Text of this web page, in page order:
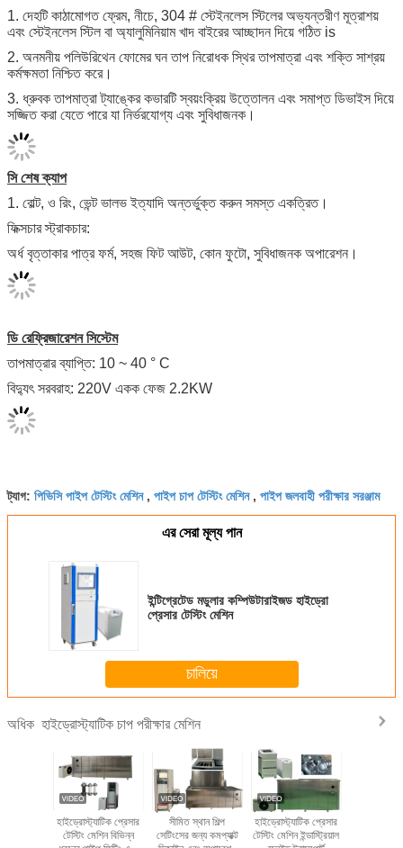
ইন্টিগ্রেটেড মডুলার সমাবেশ
প্রতিটি মডিউল 5 বা 6 স্টেশন, প্রতিটি স্বতন্ত্র স্টেশন একে অপরের সাথে
হস্তক্ষেপ করে না, 0.2 এমপিএ-পূর্ণ লোডের পরিসীমাতে পৃথকভাবে সেট করা যায়,
একটি পরীক্ষার ফাটল অন্যান্য রাস্তাগুলির স্বাভাবিক পরীক্ষাকে প্রভাবিত করে না।
সম্পূর্ণ কাজ
স্বয়ংক্রিয় পুনরুদ্ধারের কল করুন।মুদ্রণ, স্টোরেজ পরীক্ষার ফলাফল এবং অন্যান্য
ভাষা অপারেশন কার্য সরবরাহ করে।
চাপ পরিমাপকরণ ডিভাইসের রেফারেন্স অনুভূমিক সমতল স্থির তাপমাত্রা মাঝারি বাক্সের
অনুভূমিক সমতলের সাথে সামঞ্জস্যপূর্ণ।
বি ধ্রুবক-তাপমাত্রা ট্যাঙ্ক বৈশিষ্ট্য
ধ্রুবক-তাপমাত্রা ট্যাঙ্কটি ট্যাঙ্কের দেহ, আমদানিকৃত রক্ত ​​সঞ্চালন পাম্প, হিটিং
ইউনিট এবং তাপমাত্রা রক্ষণাবেক্ষণ সিস্টেমের সমন্বয়ে গঠিত।
1. দেহটি কাঠামোগত ফ্রেম, নীচে, 304 # স্টেইনলেস স্টিলের অভ্যন্তরীণ মূত্রাশয়
2. অনমনীয় পলিউরিথেন ফোমের ঘন তাপ নিরোধক স্থির তাপমাত্রা এবং শক্তি সাশ্রয়
কর্মক্ষমতা নিশ্চিত করে।
3. ধ্রুবক তাপমাত্রা ট্যাঙ্কের কভারটি স্বয়ংক্রিয় উত্তোলন এবং সমাপ্ত ডিভাইস দিয়ে
সজ্জিত করা যেতে পারে যা নির্ভরযোগ্য এবং সুবিধাজনক।
2:53 AM